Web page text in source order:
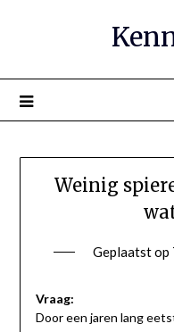
inhoud
Weinig
Geplaatst op
Vraag:
Door een jaren lang